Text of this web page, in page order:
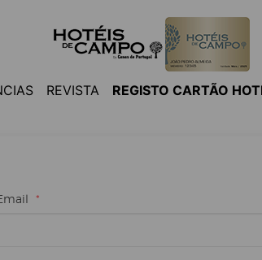
REVISTA REGISTO CARTÃO
*